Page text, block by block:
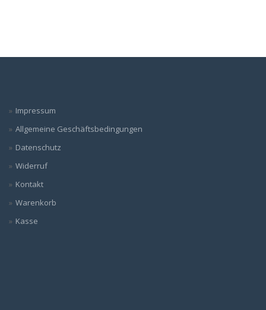
Impressum
Allgemeine Geschäftsbedingungen
Datenschutz
Widerruf
Kontakt
Warenkorb
Kasse